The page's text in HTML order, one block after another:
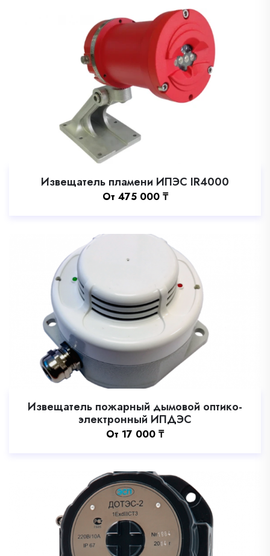
Извещатель пламени ИПЭС IR4000
Oт 475 000 ₸
Извещатель пожарный дымовой оптико-
электронный ИПДЭС
Oт 17 000 ₸